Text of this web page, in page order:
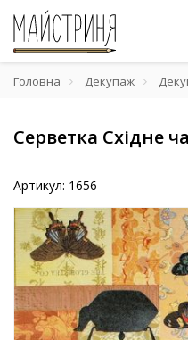
Головна Декупаж
Серветка Східне
Артикул: 1656